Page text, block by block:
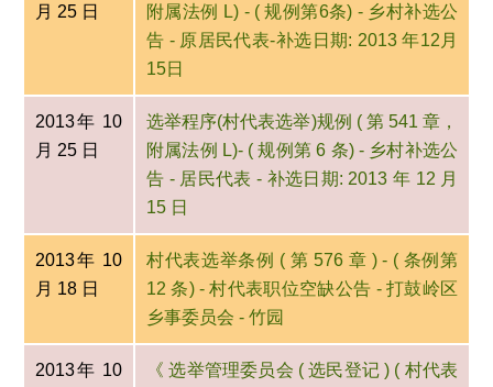
月 25 日
附属法例 L) - ( 规例第6条) - 乡村补选公
告 - 原居民代表-补选日期: 2013 年12月
15日
2013年 10
月 25 日
选举程序(村代表选举)规例 ( 第 541 章，
附属法例 L)- ( 规例第 6 条) - 乡村补选公
告 - 居民代表 - 补选日期: 2013 年 12 月
15 日
2013年 10
月 18 日
村代表选举条例 ( 第 576 章 ) - ( 条例第
12 条) - 村代表职位空缺公告 - 打鼓岭区
乡事委员会 - 竹园
2013年 10
《 选举管理委员会 ( 选民登记 ) ( 村代表